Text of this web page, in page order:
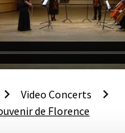
keyboard_arrow_right Video Concerts keyboard_arrow_right
de Florence